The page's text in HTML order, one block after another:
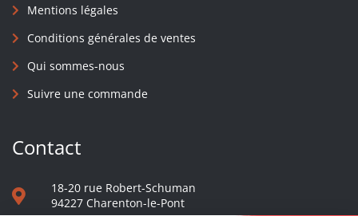
Mentions légales
Conditions générales de ventes
Qui sommes-nous
Suivre une commande
Contact
18-20 rue Robert-Schuman
94227 Charenton-le-Pont